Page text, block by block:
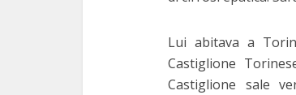
Lui abitava a
Castiglione
Castiglione sale